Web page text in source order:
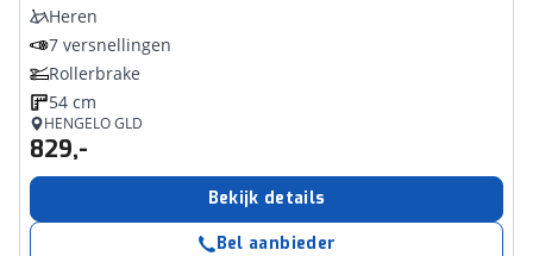
Heren
7 versnellingen
Rollerbrake
54 cm
HENGELO GLD
829,-
Bekijk details
Bel aanbieder